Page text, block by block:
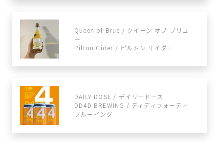
Queen of Brue / クイーン オブ ブリュ
ー
Pilton Cider / ピルトン サイダー
DAILY DOSE / デイリードーズ
DD4D BREWING / ディディフォーディ
ブルーイング